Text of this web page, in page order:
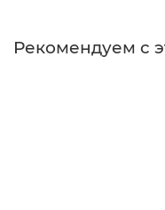
Рекомендуем с